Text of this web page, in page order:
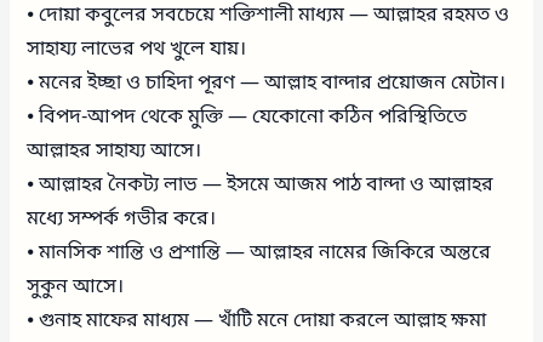
⦁ দোয়া কবুলের সবচেয়ে শক্তিশালী মাধ্যম — আল্লাহর রহমত ও
সাহায্য লাভের পথ খুলে যায়।
⦁ মনের ইচ্ছা ও চাহিদা পূরণ — আল্লাহ বান্দার প্রয়োজন মেটান।
⦁ বিপদ-আপদ থেকে মুক্তি — যেকোনো কঠিন পরিস্থিতিতে
আল্লাহর সাহায্য আসে।
⦁ আল্লাহর নৈকট্য লাভ — ইসমে আজম পাঠ বান্দা ও আল্লাহর
মধ্যে সম্পর্ক গভীর করে।
⦁ মানসিক শান্তি ও প্রশান্তি — আল্লাহর নামের জিকিরে অন্তরে
সুকুন আসে।
⦁ গুনাহ মাফের মাধ্যম — খাঁটি মনে দোয়া করলে আল্লাহ ক্ষমা